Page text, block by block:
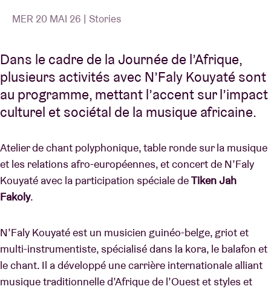
Contact
MER 20 MAI 26 | Stories
Dans le cadre de la Journée de l’Afrique,
plusieurs activités avec N’Faly Kouyaté sont
au programme, mettant l’accent sur l’impact
culturel et sociétal de la musique africaine.
Atelier de chant polyphonique, table ronde sur la musique
et les relations afro-européennes, et concert de N’Faly
Kouyaté avec la participation spéciale deTiken Jah
Fakoly.
N’Faly Kouyaté est un musicien guinéo-belge, griot et
multi-instrumentiste, spécialisé dans la kora, le balafon et
le chant. Il a développé une carrière internationale alliant
musique traditionnelle d’Afrique de l’Ouest et styles et